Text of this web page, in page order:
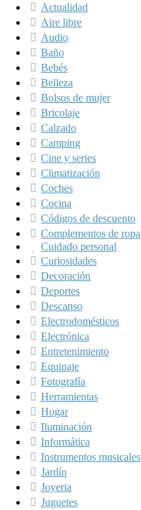
Actualidad
Aire libre
Audio
Baño
Bebés
Belleza
Bolsos de mujer
Bricolaje
Calzado
Camping
Cine y series
Climatización
Coches
Cocina
Códigos de descuento
Complementos de ropa
Cuidado personal
Curiosidades
Decoración
Deportes
Descanso
Electrodomésticos
Electrónica
Entretenimiento
Equipaje
Fotografía
Herramientas
Hogar
Iluminación
Informática
Instrumentos musicales
Jardín
Joyeria
Juguetes